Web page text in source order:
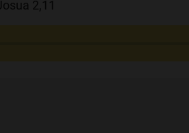
2,11